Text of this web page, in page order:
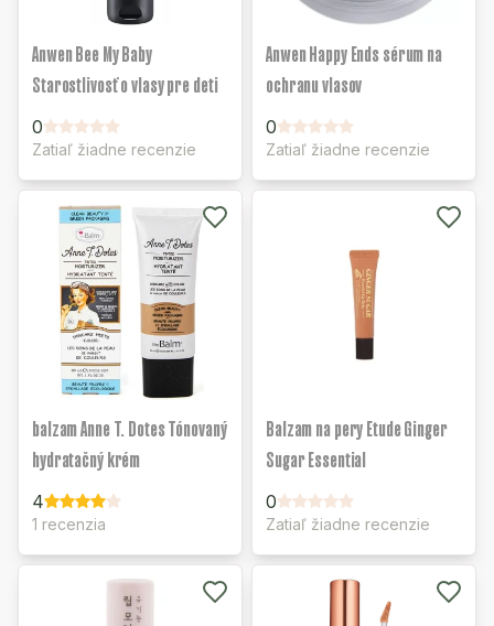
Anwen Bee My Baby
Starostlivosť o vlasy pre deti
0
Zatiaľ žiadne recenzie
Anwen Happy Ends sérum na
ochranu vlasov
0
Zatiaľ žiadne recenzie
balzam Anne T. Dotes Tónovaný
hydratačný krém
4
1 recenzia
Balzam na pery Etude Ginger
Sugar Essential
0
Zatiaľ žiadne recenzie